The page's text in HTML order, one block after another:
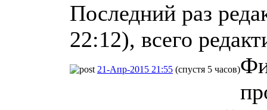
Последний раз
22:12), всего
21-Апр-2015 21:55 (спустя 5 часов)